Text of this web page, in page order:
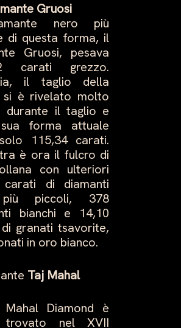
Gruosi
nero più
di questa forma, il
Gruosi, pesava
carati grezzo.
il taglio della
si è rivelato molto
durante il taglio e
forma attuale
115,34 carati.
è ora il fulcro di
con ulteriori
carati di diamanti
piccoli, 378
bianchi e 14,10
granati tsavorite,
in oro bianco.
Taj Mahal
Diamond è
nel XVII